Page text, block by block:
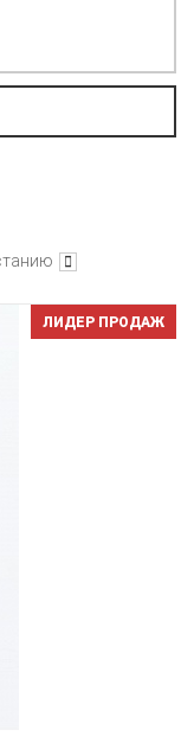
ЛИДЕР ПРОДАЖ